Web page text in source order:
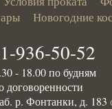
Новогодние
936-50-52
- 18.00 по будням
договоренности
р. Фонтанки, д. 183